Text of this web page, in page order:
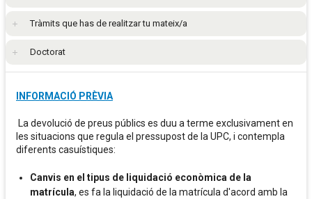
Tràmits que has de realitzar tu mateix/a
Doctorat
INFORMACIÓ PRÈVIA
La devolució de preus públics es duu a terme exclusivament en
les situacions que regula el pressupost de la UPC, i contempla
diferents casuístiques:
Canvis en el tipus de liquidació econòmica de la
matrícula, es fa la liquidació de la matrícula d'acord amb la